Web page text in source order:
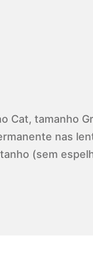
Cat, tamanho
nas
(sem